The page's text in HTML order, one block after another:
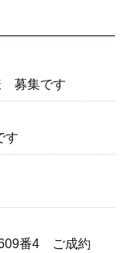
募集です
す
番4 ご成約